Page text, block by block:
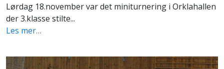
Lørdag 18.november var det miniturnering i Orklahallen
der 3.klasse stilte...
Les mer…